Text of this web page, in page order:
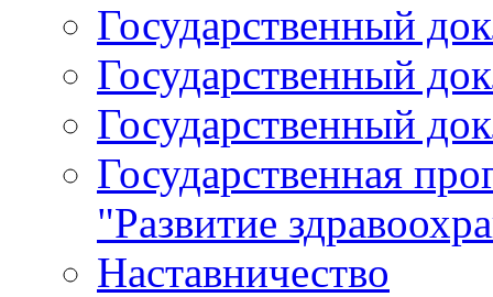
Государственный
Государственный
Государственный
Государственная
"Развитие
Наставничество